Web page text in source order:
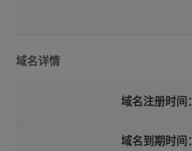
域名详情
域名注册时间：
域名到期时间：